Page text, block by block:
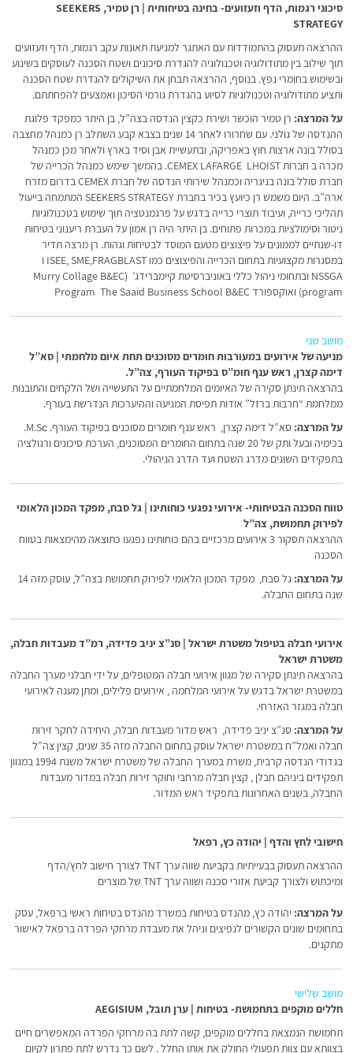
סיכוני רגמות, הדף וזעזועים- בחינה בטיחותית | רן טמיר, SEEKERS
STRATEGY
ההרצאה תעסוק בהתמודדות עם האתגר למניעת תאונות עקב רגמות, הדף וזעזועים
תוך שילוב בין מתודולוגיה וטכנולוגיה להגדרת סיכונים ושטח הסכנה לעוסקים בשינוע
ובשימוש בחומרי נפץ. בנוסף, ההרצאה תבחן את השיקולים להגדרת שטח הסכנה
ותציע מתודולוגיה וטכנולוגיות לסיוע בהגדרת גורמי הסיכון ואמצעים להפחתתם.
על המרצה: רן טמיר הוכשר ושירת כקצין הנדסה בצה”ל, בן היתר כמפקד פלוגת
ההנדסה של גולני. עם שחרורו לאחר 14 שנים בצבא קבע השתלב רן כמנהל מחצבה
בסולל בונה ארצות חוץ באפריקה, ובתעשיית אבן וסיד בארץ ולאחר מכן כמנהל
מכרה ב חברות CEMEX LAFARGE LHOIST. בהמשך שימש כמנהל הכרייה של
חברת סולל בונה בניגריה וכמנהל שירותי הנדסה של חברת CEMEX בדרום מזרח
ארה”ב. היום משמש רן כיועץ בכיר בחברת SEEKERS STRATEGY המתמחה בייעול
תהליכי כרייה, ועיבוד תוצרי כרייה בדגש על פרגמנטציה תוך שימוש בטכנולוגיות
ניטור וסימולציות במכרות פתוחים. בן היתר היה רן אמון על העברת ריענוני בטיחות
דו-שנתיים לממונים על פיצוצים מטעם המוסד לבטיחות וגהות. רן מרצה תדיר
במסגרות מקצועיות בתחום הכרייה והפיצוצים כמו ISEE, SME,FRAGBLAST ו
NSSGA ובתחומי ניהול כללי באוניברסיטת קיימברידג’ (Murry Collage B&EC
program) ואוקספורד Program The Saaid Business School B&EC
מושב שני
מניעה של אירועים במעורבות חומרים מסוכנים תחת איום מלחמתי | סא”ל
דימה קצרן, ראש ענף חומ”ס בפיקוד העורף, צה”ל.
בהרצאה תינתן סקירה של האיומים המלחמתיים על התעשייה ושל הלקחים והתובנות
ממלחמת “חרבות ברזל” אודות תפיסת המניעה וההיערכות הנדרשת בעורף.
על המרצה:
סא”ל דימה קצרן, ראש ענף חומרים מסוכנים בפיקוד העורף. M.Sс.
בכימיה ובעל ותק של 20 שנה בתחום החומרים המסוכנים, הערכת סיכונים ורגולציה
בתפקידים השונים מדרג השטח ועד הדרג הניהולי.
טווח הסכנה הבטיחותי- אירועי נפגעי כוחותינו | גל סבח, מפקד המכון הלאומי
לפירוק תחמושת, צה”ל
ההרצאה תסקור 3 אירועים מרכזיים בהם כוחותינו נפגעו כתוצאה מהימצאות בטווח
הסכנה
על המרצה:
גל סבח, מפקד המכון הלאומי לפירוק תחמושת בצה”ל, עוסק מזה 14
שנה בתחום החבלה.
אירועי חבלה בטיפול משטרת ישראל | סנ”צ יניב פדידה, רמ”ד מעבדות חבלה,
משטרת ישראל
בהרצאה תינתן סקירה של מגוון אירועי חבלה המטופלים, על ידי חבלני מערך החבלה
במשטרת ישראל בדגש על אירועי המלחמה , אירועים פלילים, ומתן מענה לאירועי
חבלה במגזר האזרחי.
על המרצה: סנ”צ יניב פדידה, ראש מדור מעבדות חבלה, היחידה לחקר זירות
חבלה ואמל”ח במשטרת ישראל עוסק בתחום החבלה מזה 35 שנים, קצין צה”ל
בגדודי הנדסה קרבית, משרת במערך החבלה של משטרת ישראל משנת 1994 במגוון
תפקידים ביניהם חבלן , קצין חבלה מרחבי וחוקר זירות חבלה במדור מעבדות
החבלה, בשנים האחרונות בתפקיד ראש המדור.
חישובי לחץ והדף | יהודה כץ, רפאל
ההרצאה תעסוק בבעייתיות בקביעת שווה ערך TNT לצורך חישוב לחץ/הדף
ומיכתוש ולצורך קביעת אזורי סכנה ושווה ערך TNT של מוצרים
על המרצה: יהודה כץ, מהנדס בטיחות במשרד מהנדס בטיחות ראשי ברפאל, עסק
בתחומים שונים הקשורים לנפיצים וניהל את מעבדת מרחקי הפרדה ברפאל לאישור
מתקנים.
מושב שלישי
חללים מוקפים בתחמושת- בטיחות | ערן תובל, AEGISIUM
תחמושת הנמצאת בחללים מוקפים, קשה לתת בה מרחקי הפרדה המאפשרים חיים
בצוותא עם צוות תפעולי החולק את אותו החלל . לשם כך נדרש לתת פתרון לקיום